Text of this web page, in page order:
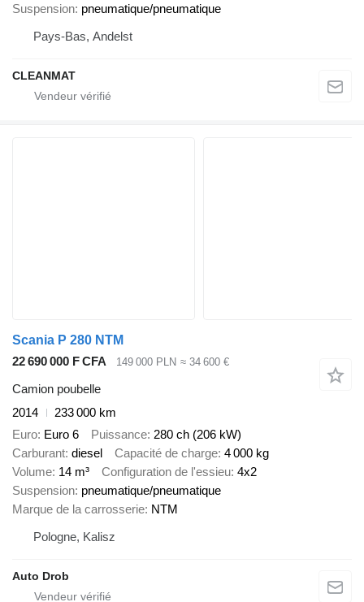
Suspension pneumatique/pneumatique
Pays-Bas, Andelst
CLEANMAT
Scania P 280 NTM
22 690 000 F CFA
149 000 PLN ≈ 34 600 €
Camion poubelle
2014
233 000 km
Euro Euro 6 Puissance 280 ch (206 kW)
Carburant diesel Capacité de charge 4 000 kg
Volume 14 m³ Configuration de l'essieu 4x2
Suspension pneumatique/pneumatique
Marque de la carrosserie NTM
Pologne, Kalisz
Auto Drob